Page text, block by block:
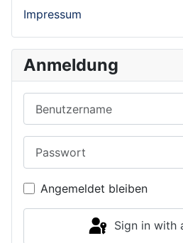
Impressum
Anmeldung
Angemeldet bleiben
Sign in with